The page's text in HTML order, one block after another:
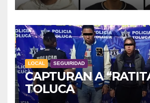
LOCAL SEGUIRIDAD
CAPTURAN A
TOLUCA